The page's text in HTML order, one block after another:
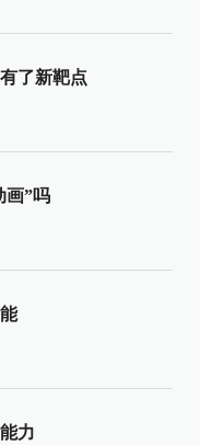
了新靶点
画”吗
力